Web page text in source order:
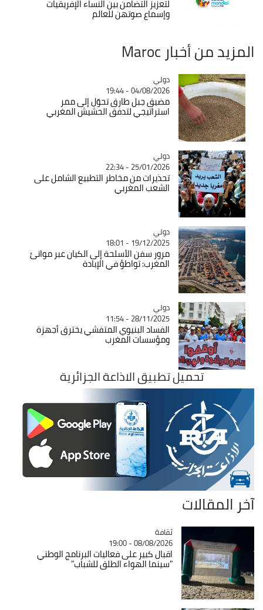
لتعزيز التضامن بين النساء الإفريقيات
وإسماع صوتهن للعالم
المزيد من أخبار Maroc
Catégorie
دولي
04/08/2026 - 19:44
مضيق جبل طارق تحوّل إلى ممر
استراتيجي لتدفق الحشيش المغربي
Catégorie
دولي
25/01/2026 - 22:34
تحذيرات من مخاطر التطبيع الشامل على
الشعب المغربي
Catégorie
دولي
19/12/2025 - 18:01
مرور سفن الأسلحة إلى الكيان عبر موانئ
المغرب: تواطؤ في الإبادة
Catégorie
دولي
28/11/2025 - 11:54
الفساد البنيوي المتفشي يخترق أجهزة
ومؤسسات المغرب
تحميل تطبيق الاذاعة الجزائرية
آخر المقالات
Catégorie
ثقافة
08/08/2026 - 19:00
اقبال كبير على فعاليات البرنامج الوطني
"سينما الهواء الطلق للشباب"